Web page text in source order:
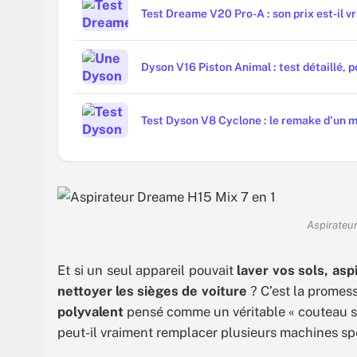
Test Dreame V20 Pro-A : son prix est-il
Dyson V16 Piston Animal : test détaillé,
Test Dyson V8 Cyclone : le remake d'un
Et si un seul appareil pouvait laver vos sols,
nettoyer les sièges de voiture ? C’est la
polyvalent pensé comme un véritable « couteau
peut-il vraiment remplacer plusieurs machines